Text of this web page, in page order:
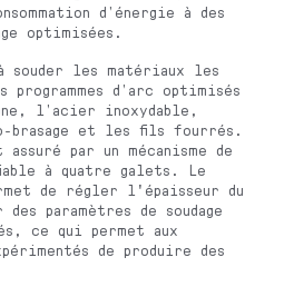
d’énergie à des
optimisées.
les matériaux les
programmes d’arc optimisés
l’acier inoxydable,
brasage et les fils fourrés.
par un mécanisme de
à quatre galets. Le
de régler l'épaisseur du
paramètres de soudage
ce qui permet aux
de produire des